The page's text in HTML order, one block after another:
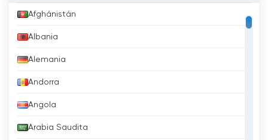
Afghánistán
Albania
Alemania
Andorra
Angola
Arabia Saudita